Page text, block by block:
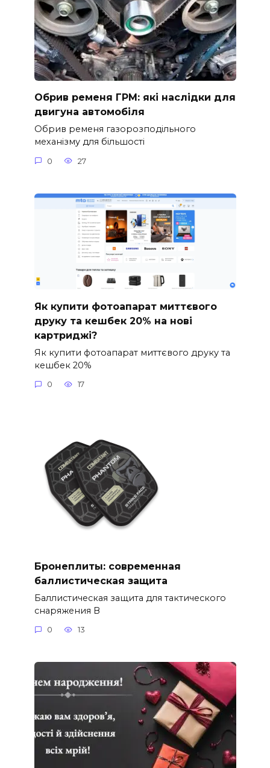
Обрив ременя ГРМ: які наслідки для
двигуна автомобіля
Обрив ременя газорозподільного
механізму для більшості
0 27
Як купити фотоапарат миттєвого
друку та кешбек 20% на нові
картриджі?
Як купити фотоапарат миттєвого друку та
кешбек 20%
0 17
Бронеплиты: современная
баллистическая защита
Баллистическая защита для тактического
снаряжения В
0 13